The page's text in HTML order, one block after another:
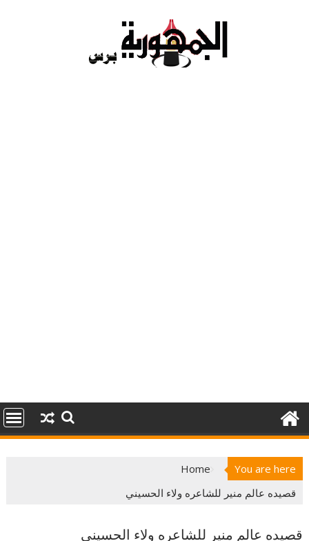
You are here
Home
قصيده عالم منير للشاعره ولاء الحسيني
قصيده عالم منير للشاعره ولاء الحسيني